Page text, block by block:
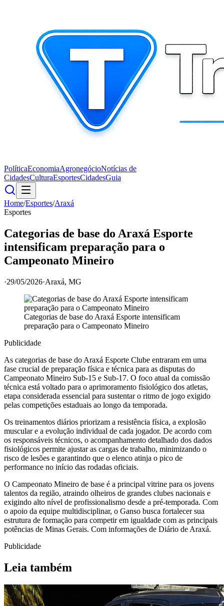
PolíticaEconomiaAgronegócioNotícias de
CidadesCulturaEsportesCidadesGuia
Home/Esportes/Araxá
Esportes
Categorias de base do Araxá Esporte
intensificam preparação para o
Campeonato Mineiro
·29/05/2026·Araxá, MG
Categorias de base do Araxá Esporte intensificam
preparação para o Campeonato Mineiro
Publicidade
As categorias de base do Araxá Esporte Clube entraram em uma
fase crucial de preparação física e técnica para as disputas do
Campeonato Mineiro Sub-15 e Sub-17. O foco atual da comissão
técnica está voltado para o aprimoramento fisiológico dos atletas,
etapa considerada essencial para sustentar o ritmo de jogo exigido
pelas competições estaduais ao longo da temporada.
Os treinamentos diários priorizam a resistência física, a explosão
muscular e a evolução individual de cada jogador. De acordo com
os responsáveis técnicos, o acompanhamento detalhado dos dados
fisiológicos permite ajustar as cargas de trabalho, minimizando o
risco de lesões e garantindo que o elenco atinja o pico de
performance no início das rodadas oficiais.
O Campeonato Mineiro de base é a principal vitrine para os jovens
talentos da região, atraindo olheiros de grandes clubes nacionais e
exigindo alto nível de profissionalismo desde a pré-temporada. Com
o apoio da equipe multidisciplinar, o Ganso busca fortalecer sua
estrutura de formação para competir em igualdade com as principais
potências de Minas Gerais. Com informações de Diário de Araxá.
Publicidade
Leia também